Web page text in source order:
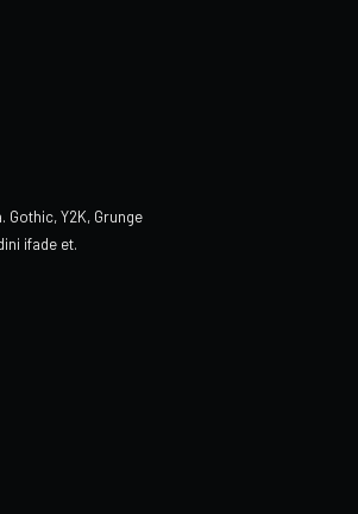
Gothic, Y2K, Grunge
ifade et.